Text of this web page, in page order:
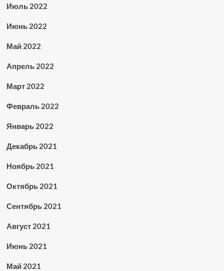
Июль 2022
Июнь 2022
Май 2022
Апрель 2022
Март 2022
Февраль 2022
Январь 2022
Декабрь 2021
Ноябрь 2021
Октябрь 2021
Сентябрь 2021
Август 2021
Июнь 2021
Май 2021